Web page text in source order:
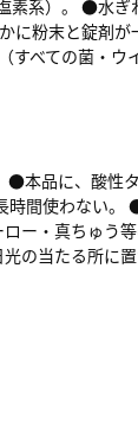
素系）。 ●水ぎ
に粉末と錠剤が
すべての菌・ウ
●本品に、酸性
時間使わない。
ー・真ちゅう等
の当たる所に